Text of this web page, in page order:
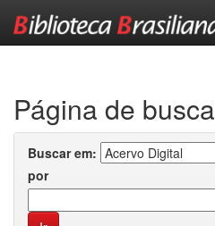
Página de busca
Buscar em:
por